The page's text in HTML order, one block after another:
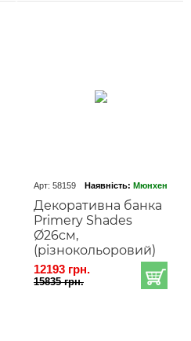
Арт: 58159 Наявність: Мюнхен
Декоративна банка
Primery Shades
Ø26cм,
(різнокольоровий)
12193 грн.
15835 грн.